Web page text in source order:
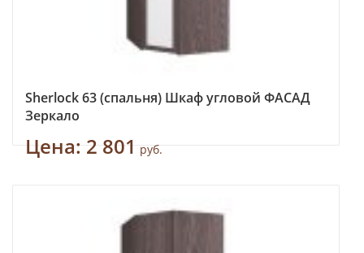
Sherlock 63 (спальня) Шкаф угловой ФАСАД
Зеркало
Цена: 2 801 руб.